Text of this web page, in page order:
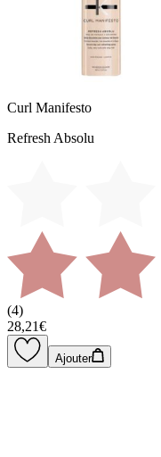
Curl Manifesto
Refresh Absolu
(4)
28,21€
Ajouter